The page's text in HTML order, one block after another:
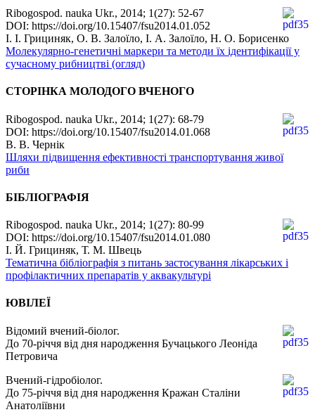
Ribogospod. nauka Ukr., 2014; 1(27): 52-67
DOI: https://doi.org/10.15407/fsu2014.01.052
І. І. Грициняк, О. В. Залоїло, І. А. Залоїло, Н. О. Борисенко
Молекулярно-генетичні маркери та методи їх ідентифікації у
сучасному рибництві (огляд)
СТОРІНКА МОЛОДОГО ВЧЕНОГО
Ribogospod. nauka Ukr., 2014; 1(27): 68-79
DOI: https://doi.org/10.15407/fsu2014.01.068
В. В. Чернік
Шляхи підвищення ефективності транспортування живої
риби
БІБЛІОГРАФІЯ
Ribogospod. nauka Ukr., 2014; 1(27): 80-99
DOI: https://doi.org/10.15407/fsu2014.01.080
І. Й. Грициняк, Т. М. Швець
Тематична бібліографія з питань застосування лікарських і
профілактичних препаратів у аквакультурі
ЮВІЛЕЇ
Відомий вчений-біолог.
До 70-річчя від дня народження Бучацького Леоніда
Петровича
Вчений-гідробіолог.
До 75-річчя від дня народження Кражан Сталіни
Анатоліївни